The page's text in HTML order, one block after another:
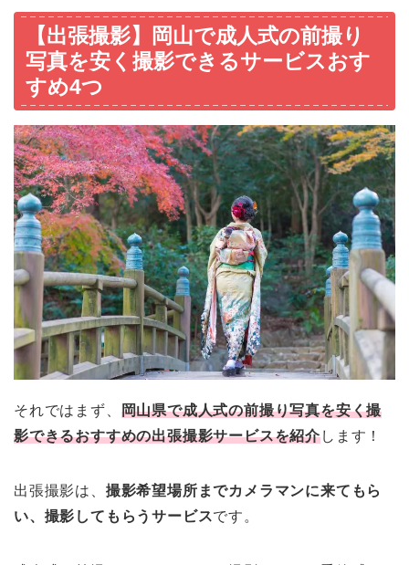
【出張撮影】岡山で成人式の前撮り
写真を安く撮影できるサービスおす
すめ4つ
それではまず、 岡山県で成人式の前撮り写真を安く撮
影できるおすすめの出張撮影サービスを紹介します！
出張撮影は、 撮影希望場所までカメラマンに来てもら
い、撮影してもらうサービスです。